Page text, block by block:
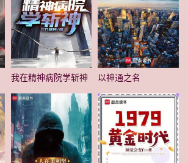
我在精神病院学斩神 以神通之名